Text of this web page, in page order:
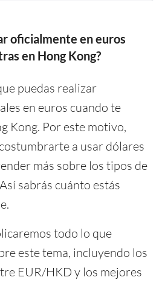
oficialmente en euros
en Hong Kong?
puedas realizar
en euros cuando te
Kong. Por este motivo,
a usar dólares
más sobre los tipos de
sabrás cuánto estás
todo lo que
este tema, incluyendo los
EUR/HKD y los mejores